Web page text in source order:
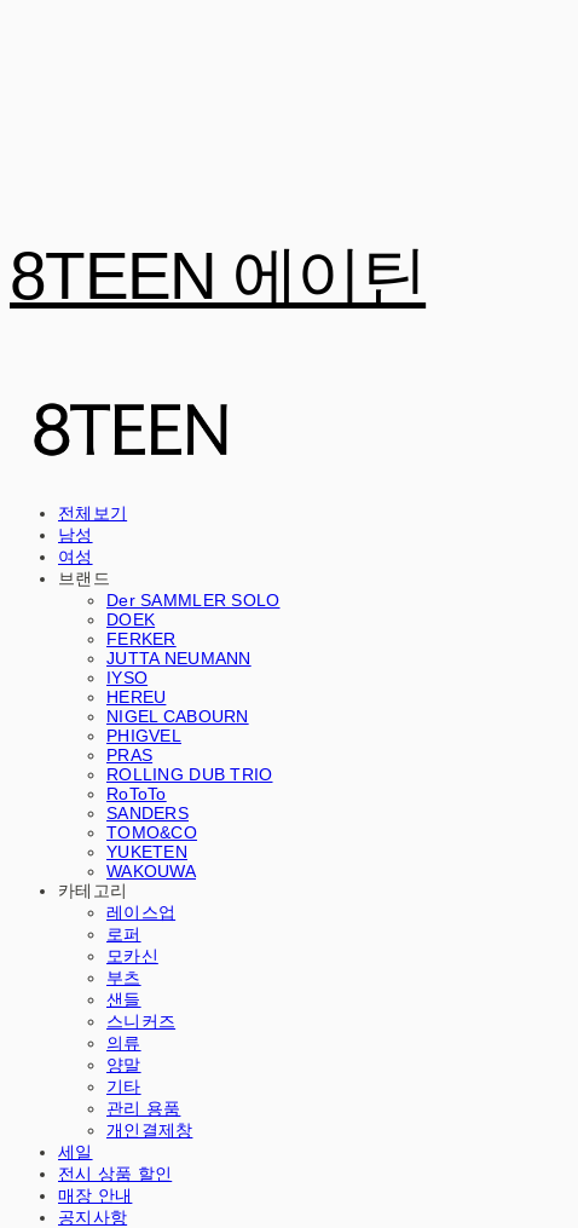
8TEEN 에이틴
전체보기
남성
여성
브랜드
Der SAMMLER SOLO
DOEK
FERKER
JUTTA NEUMANN
IYSO
HEREU
NIGEL CABOURN
PHIGVEL
PRAS
ROLLING DUB TRIO
RoToTo
SANDERS
TOMO&CO
YUKETEN
WAKOUWA
카테고리
레이스업
로퍼
모카신
부츠
샌들
스니커즈
의류
양말
기타
관리 용품
개인결제창
세일
전시 상품 할인
매장 안내
공지사항